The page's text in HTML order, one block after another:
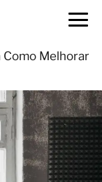
Como Melhorar